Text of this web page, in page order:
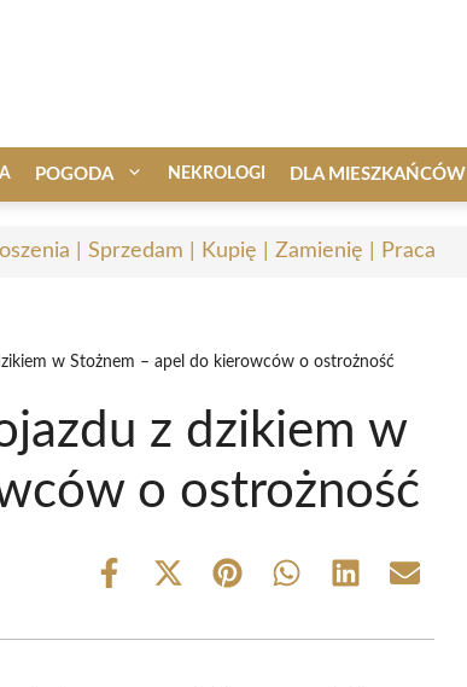
POGODA NEKROLOGI DLA MIESZKAŃCÓW
| Sprzedam | Kupię | Zamienię | Praca
w Stożnem – apel do kierowców o ostrożność
z dzikiem w
o ostrożność
Share
Share
(Twitter)
Share Share Share Share